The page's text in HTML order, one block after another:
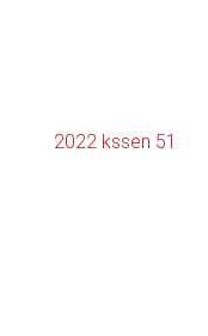
2022 kssen 51